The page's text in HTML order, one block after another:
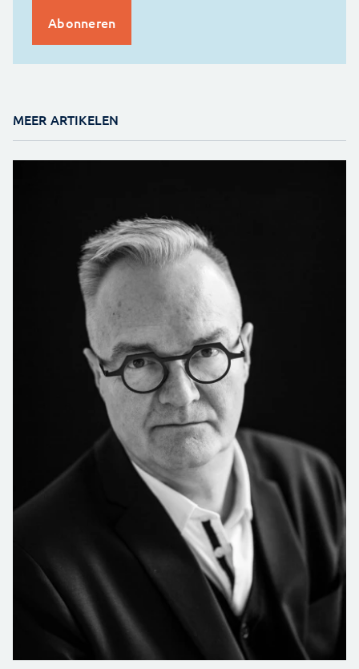
MEER ARTIKELEN